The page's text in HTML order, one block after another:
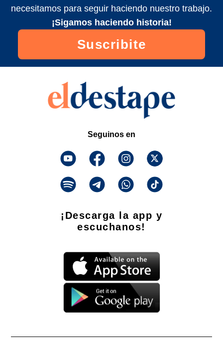
necesitamos para seguir haciendo nuestro trabajo.
¡Sigamos haciendo historia!
Suscribite
Seguinos en
¡Descarga la app y
escuchanos!